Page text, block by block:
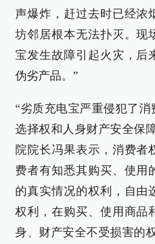
声爆炸，赶过去时已经浓
坊邻居根本无法扑灭。现
宝发生故障引起火灾，后
伪劣产品。”
“劣质充电宝严重侵犯了
选择权和人身财产安全保
院院长冯果表示，消费者
费者有知悉其购买、使用
的真实情况的权利，自由
权利，在购买、使用商品
身、财产安全不受损害的